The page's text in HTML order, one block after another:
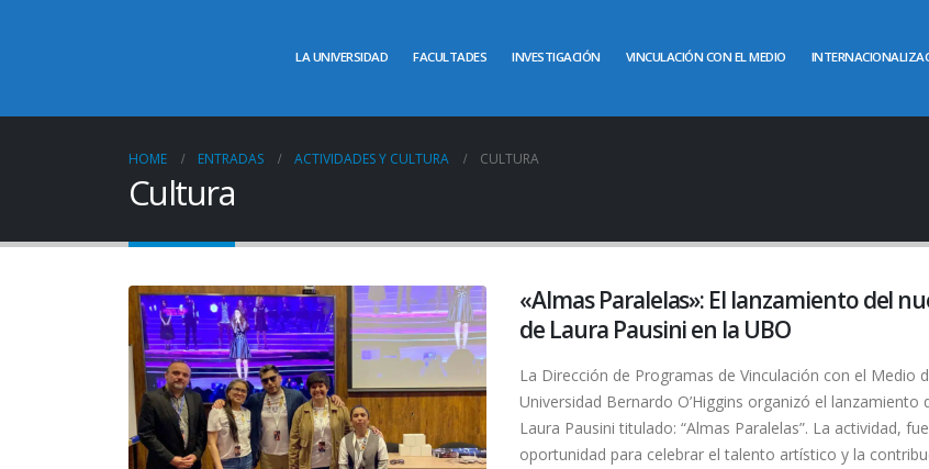
LA UNIVERSIDAD FACULTADES INVESTIGACIÓN VINCULACIÓN CON EL MEDIO
HOME ENTRADAS ACTIVIDADES Y CULTURA CULTURA
Cultura
«Almas Paralelas»: El lanzamiento del
de Laura Pausini en la UBO
La Dirección de Programas de Vinculación con el Medio
Universidad Bernardo O’Higgins organizó el lanzamiento
Laura Pausini titulado: “Almas Paralelas”. La actividad,
oportunidad para celebrar el talento artístico y la